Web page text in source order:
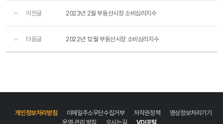
이전글 2023년 2월 부동산시장 소비심리지수
다음글 2022년 12월 부동산시장 소비심리지수
개인정보처리방침 이메일주소무단수집거부 저작권정책
영상정보처리기기
운영·관리 방침
오시는길 VDI포털